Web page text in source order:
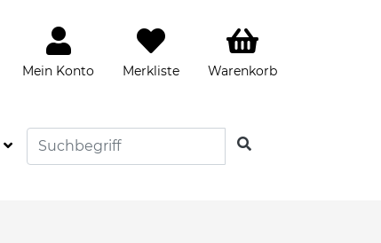
Mein Konto Merkliste Warenkorb
SUCHEN